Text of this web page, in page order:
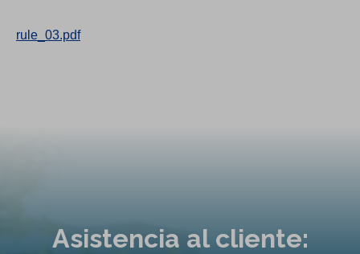
rule_03.pdf
Asistencia al cliente: